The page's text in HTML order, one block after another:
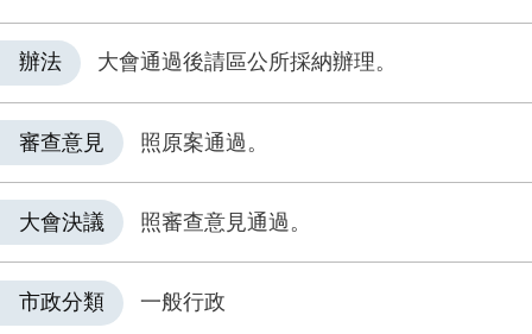
辦法 大會通過後請區公所採納辦理。
審查意見 照原案通過。
大會決議 照審查意見通過。
市政分類 一般行政